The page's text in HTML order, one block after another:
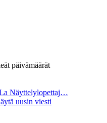
päivämäärät
Näyttelylopettaj…
uusin viesti